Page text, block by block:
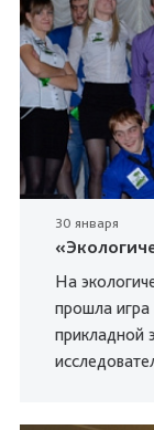
30 января
На
прошла
прикладной